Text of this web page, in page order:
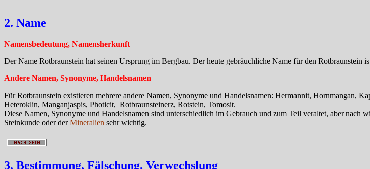
2. Name
Namensbedeutung, Namensherkunft
Der Name Rotbraunstein hat seinen Ursprung im Bergbau. Der heute gebräuchliche Name für den Rotbraunstein
Andere Namen, Synonyme, Handelsnamen
Für Rotbraunstein existieren mehrere andere Namen, Synonyme und Handelsnamen: Hermannit, Hornmangan,
Heteroklin, Manganjaspis, Photicit, Rotbraunsteinerz, Rotstein, Tomosit.
Diese Namen, Synonyme und Handelsnamen sind unterschiedlich im Gebrauch und zum Teil veraltet, aber
Steinkunde oder derMineralien sehr wichtig.
3. Bestimmung, Fälschung, Verwechslung